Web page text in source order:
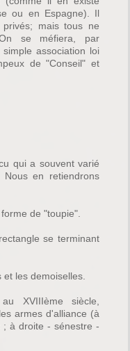
ou en Espagne). Il
mais tous ne
se méfiera, par
association loi
de "Conseil" et
qui a souvent varié
en retiendrons
de "toupie".
se terminant
les demoiselles.
XVIIIème siècle,
armes d'alliance (à
à droite - sénestre -